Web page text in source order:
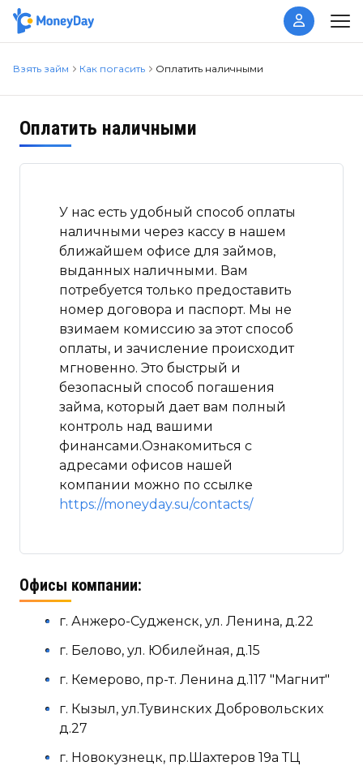
Взять займ Как погасить Оплатить наличными
Оплатить наличными
У нас есть удобный способ оплаты
наличными через кассу в нашем
ближайшем офисе для займов,
выданных наличными. Вам
потребуется только предоставить
номер договора и паспорт. Мы не
взимаем комиссию за этот способ
оплаты, и зачисление происходит
мгновенно. Это быстрый и
безопасный способ погашения
займа, который дает вам полный
контроль над вашими
финансами.Ознакомиться с
адресами офисов нашей
компании можно по ссылке
https://moneyday.su/contacts/
Офисы компании:
г. Анжеро-Судженск, ул. Ленина, д.22
г. Белово, ул. Юбилейная, д.15
г. Кемерово, пр-т. Ленина д.117 "Магнит"
г. Кызыл, ул.Тувинских Добровольских
д.27
г. Новокузнецк, пр.Шахтеров 19а ТЦ